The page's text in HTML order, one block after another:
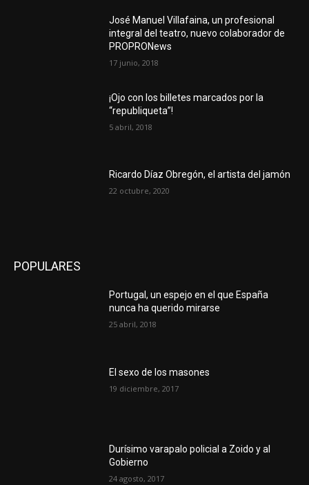
José Manuel Villafaina, un profesional
integral del teatro, nuevo colaborador de
PROPRONews
17 junio, 2018
¡Ojo con los billetes marcados por la
“republiqueta”!
5 abril, 2018
Ricardo Díaz Obregón, el artista del jamón
22 octubre, 2020
POPULARES
Portugal, un espejo en el que España
nunca ha querido mirarse
25 abril, 2018
El sexo de los masones
19 diciembre, 2017
Durísimo varapalo policial a Zoido y al
Gobierno
24 agosto, 2017